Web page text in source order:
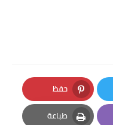
حفظ
Pinterest
طباعة